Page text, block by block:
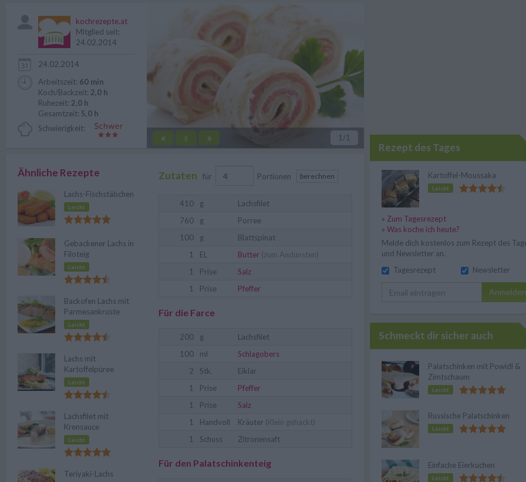
« || » 1 /1
kochrezepte.at
Mitglied seit:
24.02.2014
24.02.2014
Arbeitszeit: 60 min
Koch/Backzeit: 2,0 h
Ruhezeit: 2,0 h
Gesamtzeit: 5,0 h
Schwierigkeit:
Zutaten für Portionen berechnen
410 g
Lachsfilet
760
g
Porree
100
g
Blattspinat
1
EL Butter (zum Andünsten)
1
Prise
Salz
1
Prise Pfeffer
Für die Farce
200 g
Lachsfilet
100
ml
Schlagobers
2
Stk.
Eiklar
1
Prise
Pfeffer
1
Prise
Salz
1
Handvoll Kräuter (Klein gehackt)
1
Schuss Zitronensaft
Für den Palatschinkenteig
Ähnliche Rezepte
Lachs-Fischstäbchen
Leicht
Gebackener Lachs in
Filoteig
Leicht
Backofen Lachs mit
Parmesankruste
Leicht
Lachs mit
Kartoffelpüree
Leicht
Lachsfilet mit
Krensauce
Leicht
Teriyaki-Lachs
Rezept des Tages
Kartoffel-Moussaka
Leicht
» Zum Tagesrezept
» Was koche ich heute?
Melde dich kostenlos zum Rezept des
und Newsletter an.
Tagesrezept
Newsletter
Anmelden
Schmeckt dir sicher auch
Palatschinken mit Powidl &
Zimtschaum
Leicht
Russische Palatschinken
Leicht
Einfache Eierkuchen
Leicht